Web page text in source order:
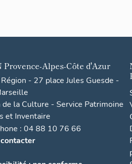
Provence-Alpes-Côte d'Azur
- 27 place Jules Guesde -
la Culture - Service Patrimoine
et Inventaire
: 04 88 10 76 66